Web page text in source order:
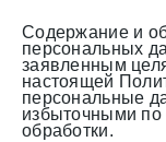
Содержание и
персональных
заявленным
настоящей
персональные
избыточными
обработки.